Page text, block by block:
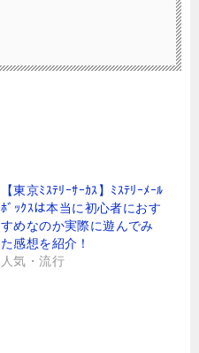
【東京ﾐｽﾃﾘｰｻｰｶｽ】ﾐｽﾃﾘｰﾒｰﾙ
ﾎﾞｯｸｽは本当に初心者におす
すめなのか実際に遊んでみ
た感想を紹介！
人気・流行